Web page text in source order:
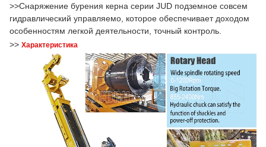
>>Снаряжение бурения керна серии JUD подземное совсем
гидравлический управляемо, которое обеспечивает доходом
особенностям легкой деятельности, точный контроль.
>> Характеристика